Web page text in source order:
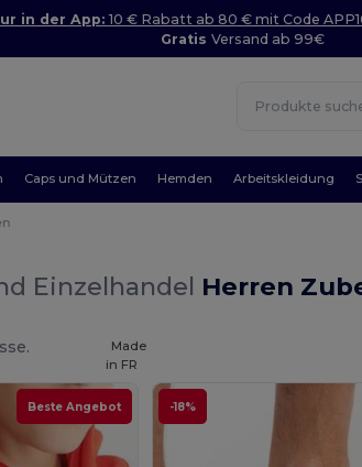
in der App: 10 € Rabatt ab 80 € mit Code
Gratis Versand ab 99€
Caps und Mützen Hemden Arbeitskleidung
Einzelhandel Herren
Beste Angebot -18%
Made
in FR